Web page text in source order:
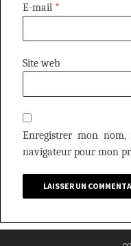
E-mail *
Site web
Enregistrer mon
navigateur pour mon